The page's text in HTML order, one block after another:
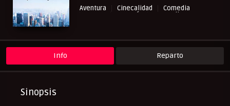
Aventura
Cinecalidad
Comedia
Fantasía
NewPelis org
Pelisplay
Pelispop
RepelisHD.TV
UltraPelisHD
Verpeliculasultra
Info Reparto
Sinopsis